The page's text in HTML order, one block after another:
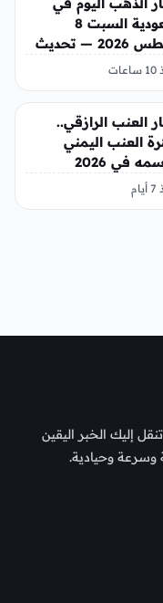
السعودية السبت 8
أغسطس 2026 — تحديث
العنب الرازقي..
العنب اليمني
في 2026
إليك الخبر اليقين
وسرعة وحيادية.